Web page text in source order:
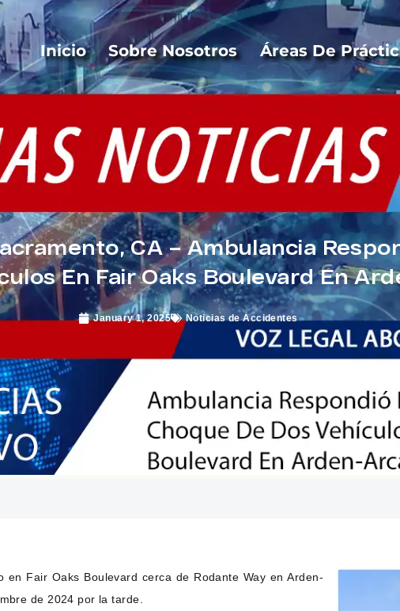
Inicio Sobre Nosotros Áreas De
CA – Ambulancia
En Fair Oaks Boulevard En
January 1, 2025 Noticias de Accidentes
en Fair Oaks Boulevard cerca de Rodante Way en Arden-
de 2024 por la tarde.